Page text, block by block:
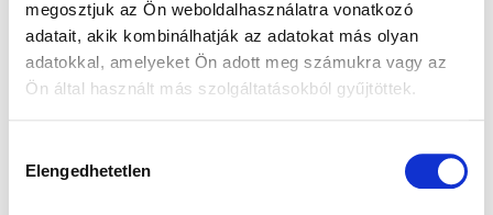
megosztjuk az Ön weboldalhasználatra vonatkozó
adatait, akik kombinálhatják az adatokat más olyan
adatokkal, amelyeket Ön adott meg számukra vagy az
Ön által használt más szolgáltatásokból gyűjtöttek.
kiválasztása
Elengedhetetlen